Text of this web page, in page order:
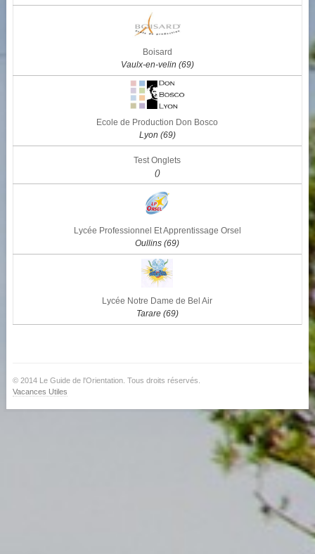
Boisard
Vaulx-en-velin (69)
Ecole de Production Don Bosco
Lyon (69)
Test Onglets
()
Lycée Professionnel Et Apprentissage Orsel
Oullins (69)
Lycée Notre Dame de Bel Air
Tarare (69)
© 2014 Le Guide de l'Orientation. Tous droits réservés.
Vacances Utiles